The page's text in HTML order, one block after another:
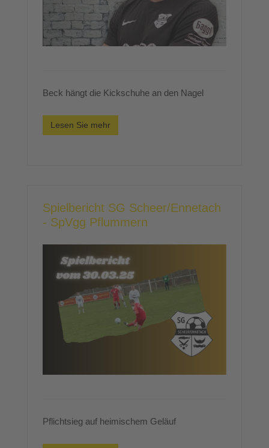
Beck hängt die Kickschuhe an den Nagel
Lesen Sie mehr
Spielbericht SG Scheer/Ennetach
- SpVgg Pflummern
Pflichtsieg auf heimischem Geläuf